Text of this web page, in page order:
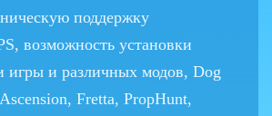
поддержку
возможность установки
игры и различных модов, Dog
Fretta, PropHunt,